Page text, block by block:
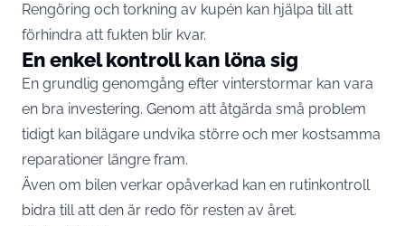
Rengöring och torkning av kupén kan hjälpa till att
förhindra att fukten blir kvar.
En enkel kontroll kan löna sig
En grundlig genomgång efter vinterstormar kan vara
en bra investering. Genom att åtgärda små problem
tidigt kan bilägare undvika större och mer kostsamma
reparationer längre fram.
Även om bilen verkar opåverkad kan en rutinkontroll
bidra till att den är redo för resten av året.